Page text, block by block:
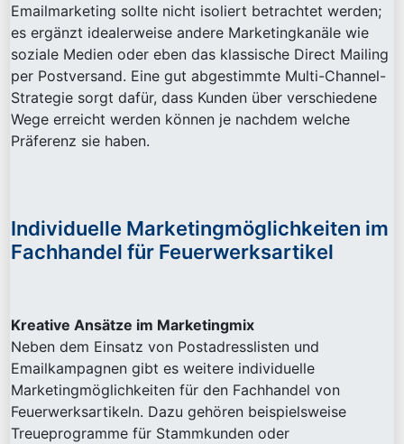
Emailmarketing sollte nicht isoliert betrachtet werden;
es ergänzt idealerweise andere Marketingkanäle wie
soziale Medien oder eben das klassische Direct Mailing
per Postversand. Eine gut abgestimmte Multi-Channel-
Strategie sorgt dafür, dass Kunden über verschiedene
Wege erreicht werden können je nachdem welche
Präferenz sie haben.
Individuelle Marketingmöglichkeiten im
Fachhandel für Feuerwerksartikel
Kreative Ansätze im Marketingmix
Neben dem Einsatz von Postadresslisten und
Emailkampagnen gibt es weitere individuelle
Marketingmöglichkeiten für den Fachhandel von
Feuerwerksartikeln. Dazu gehören beispielsweise
Treueprogramme für Stammkunden oder